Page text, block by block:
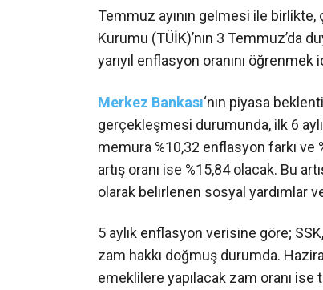
Temmuz ayının gelmesi ile
Kurumu (TÜİK)’nın 3 Temmuz’da
yarıyıl enflasyon oranını
Merkez Bankası‘nın piyasa
gerçekleşmesi durumunda, ilk 6
memura %10,32 enflasyon farkı
artış oranı ise %15,84 olacak. Bu
olarak belirlenen sosyal yardımlar
5 aylık enflasyon verisine göre;
zam hakkı doğmuş durumda.
emeklilere yapılacak zam oranı ise